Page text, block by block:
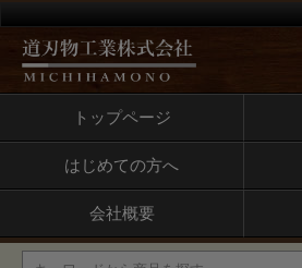
トップページ
はじめての方へ
会社概要